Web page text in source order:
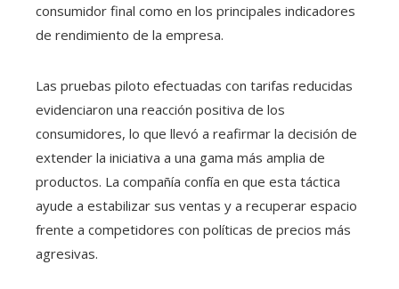
consumidor final como en los principales indicadores
de rendimiento de la empresa.
Las pruebas piloto efectuadas con tarifas reducidas
evidenciaron una reacción positiva de los
consumidores, lo que llevó a reafirmar la decisión de
extender la iniciativa a una gama más amplia de
productos. La compañía confía en que esta táctica
ayude a estabilizar sus ventas y a recuperar espacio
frente a competidores con políticas de precios más
agresivas.